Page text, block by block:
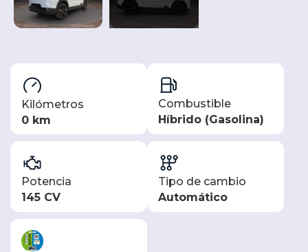
Kilómetros
0 km
Combustible
Híbrido (Gasolina)
Potencia
145 CV
Tipo de cambio
Automático